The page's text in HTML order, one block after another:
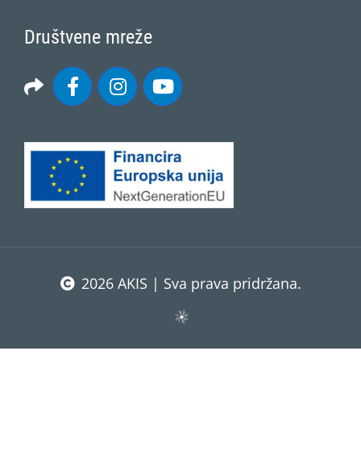
Društvene mreže
2026 AKIS | Sva prava pridržana.